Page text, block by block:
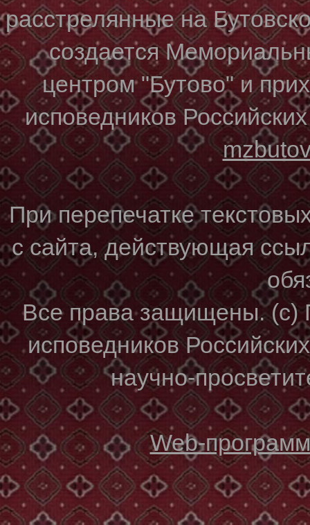
расстрелянные на
создается
центром "Бутово" и
исповедников
При перепечатке
с сайта, действующая
Все права защищены. (с)
исповедников
научно-
Web-